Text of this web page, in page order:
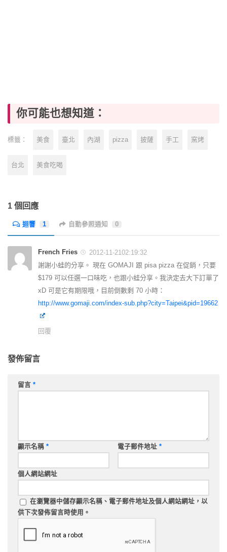
你可能也想知道：
標籤： 美食 臺北 內湖 pizza 披薩 手工 窯烤
台北 美食吃喝
1 個回應
迴響 1 自動參照通知 0
French Fries
2012-11-2102:19:32
謝謝小蛙的分享。 現在 GOMAJI 跟 pisa pizza 在促銷，只要
$179 可以任選一口味吃，也跟小蛙分享。我決定去大下訂單了
xD 可是它有期限哦，目前倒數剩 70 小時：
http://www.gomaji.com/index-sub.php?city=Taipei&pid=19662
回覆
發佈留言
留言 *
顯示名稱 * 電子郵件地址 *
個人網站網址
在瀏覽器中儲存顯示名稱、電子郵件地址及個人網站網址，以
供下次發佈留言時使用。